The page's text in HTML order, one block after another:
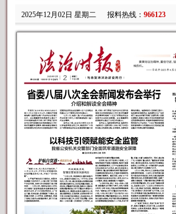
2025年12月02日 星期二 报料热线： 966123